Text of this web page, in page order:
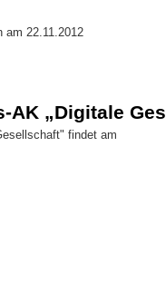
am 22.11.2012
AK „Digitale
findet am